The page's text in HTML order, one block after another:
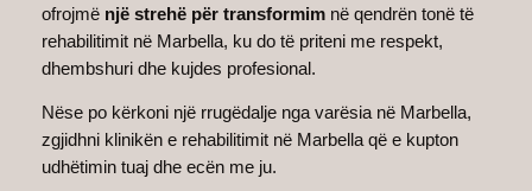
ofrojmë një strehë për transformimnë qendrën tonë të
rehabilitimit në Marbella, ku do të priteni me respekt,
dhembshuri dhe kujdes profesional.
Nëse po kërkoni një rrugëdalje nga varësia në Marbella,
zgjidhni klinikën e rehabilitimit në Marbella që e kupton
udhëtimin tuaj dhe ecën me ju.